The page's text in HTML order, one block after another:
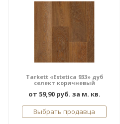
Tarkett «Estetica 933» дуб
селект коричневый
от 59,90 руб. за м. кв.
Выбрать продавца